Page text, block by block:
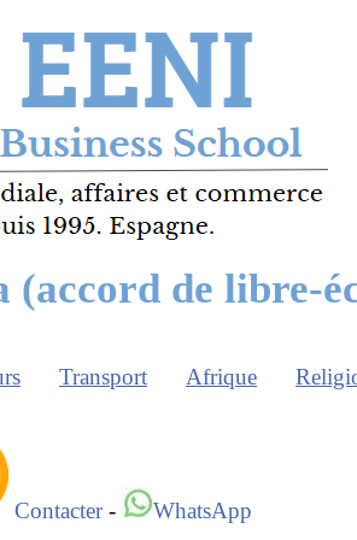
(accord de libre-
Transport Afrique
Contacter- WhatsApp